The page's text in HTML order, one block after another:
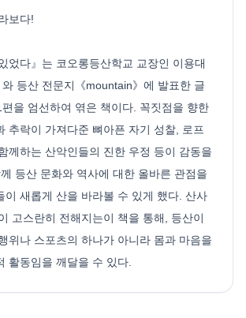
보다!
었다』는 코오롱등산학교 교장인 이용대
등산 전문지《mountain》에 발표한 글
을 엄선하여 엮은 책이다. 꼭짓점을 향한
추락이 가져다준 뼈아픈 자기 성찰, 로프
께하는 산악인들의 진한 우정 등이 감동을
등산 문화와 역사에 대한 올바른 관점을
이 새롭게 산을 바라볼 수 있게 했다. 산사
고스란히 전해지는이 책을 통해, 등산이
위나 스포츠의 하나가 아니라 몸과 마음을
활동임을 깨달을 수 있다.